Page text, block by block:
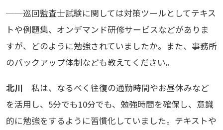
──巡回監査士試験に関しては対策ツールとしてテキス
トや例題集、オンデマンド研修サービスなどがありま
すが、どのように勉強されていましたか。また、事務所
のバックアップ体制なども教えてください。
北川 私は、なるべく往復の通勤時間やお昼休みなど
を活用し、5分でも10分でも、勉強時間を確保し、意識
的に勉強をするように習慣化していました。テキストや